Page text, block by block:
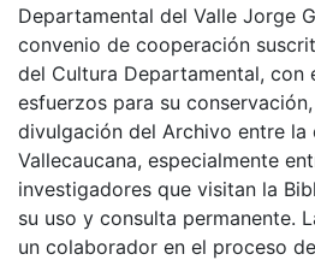
Departamental del Valle Jorge
convenio de cooperación
del Cultura Departamental, con
esfuerzos para su
divulgación del Archivo entre la
Vallecaucana, especialmente
investigadores que visitan la
su uso y consulta permanente.
un colaborador en el proceso